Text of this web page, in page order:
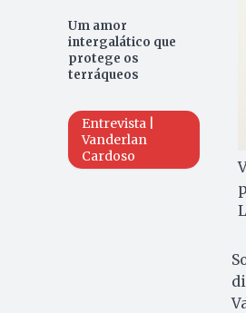
Um amor
intergalático que
protege os
terráqueos
Entrevista |
Vanderlan
Cardoso